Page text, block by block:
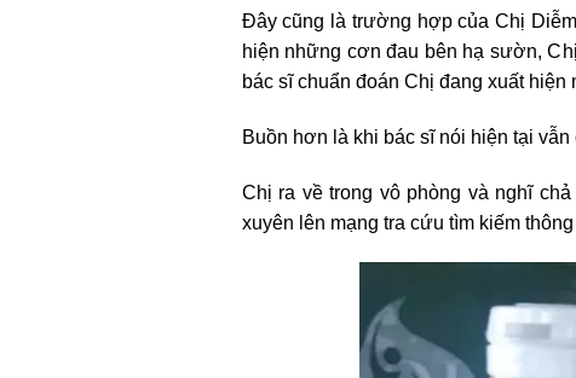
Đây cũng là trường hợp của Chị
hiện những cơn đau bên hạ sườn,
bác sĩ chuẩn đoán Chị đang xuất
Buồn hơn là khi bác sĩ nói hiện tại
Chị ra về trong vô phòng và nghĩ
xuyên lên mạng tra cứu tìm kiếm